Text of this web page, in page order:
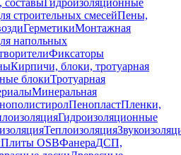
составыГидроизоляционные
строительных смесейПены,
ГерметикиМонтажная
напольных
Фиксаторы
Кирпичи, блоки, тротуарная
блокиТротуарная
Минеральная
ПенопластПленки,
Гидроизоляционные
Теплоизоляция
Плиты OSBФанераДСП,